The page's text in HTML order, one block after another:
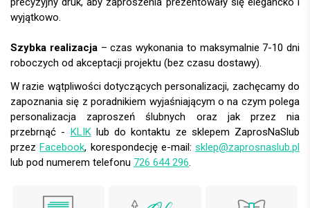
wyjątkowo.
Szybka realizacja– czas wykonania to maksymalnie 7-10 dni
roboczych od akceptacji projektu (bez czasu dostawy).
W razie wątpliwości dotyczących personalizacji, zachęcamy do
zapoznania się z poradnikiem wyjaśniającym o na czym polega
personalizacja zaproszeń ślubnych oraz jak przez nia
przebrnąć - KLIKlub do kontaktu ze sklepem ZaprosNaSlub
przezFacebook, korespondecję e-mail: sklep@zaprosnaslub.pl
lub pod numerem telefonu 726 644 296.